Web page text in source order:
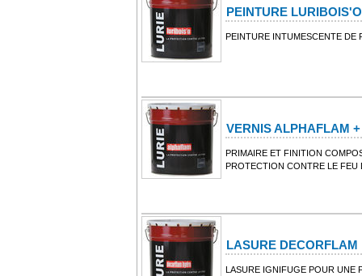
PEINTURE
PEINTURE INTUMESCENTE
VERNIS ALPHAFLAM
PRIMAIRE ET FINITION
PROTECTION CONTRE LE FEU
LASURE DECORFLAM
LASURE IGNIFUGE POUR